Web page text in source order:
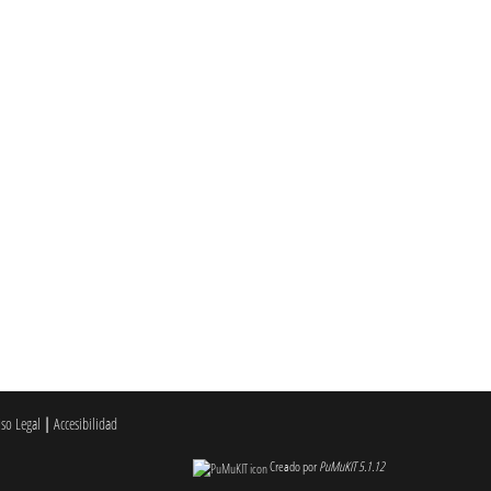
Legal | Accesibilidad
Creado porPuMuKIT 5.1.12